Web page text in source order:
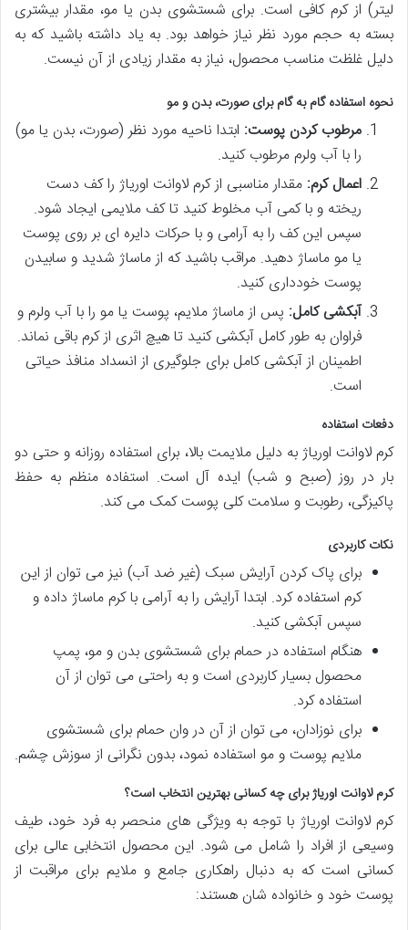
لیتر) از کرم کافی است. برای شستشوی بدن یا مو، مقدار بیشتری
بسته به حجم مورد نظر نیاز خواهد بود. به یاد داشته باشید که به
دلیل غلظت مناسب محصول، نیاز به مقدار زیادی از آن نیست.
نحوه استفاده گام به گام برای صورت، بدن و مو
مرطوب کردن پوست: ابتدا ناحیه مورد نظر (صورت، بدن یا مو)
را با آب ولرم مرطوب کنید.
اعمال کرم: مقدار مناسبی از کرم لاوانت اوریاژ را کف دست
ریخته و با کمی آب مخلوط کنید تا کف ملایمی ایجاد شود.
سپس این کف را به آرامی و با حرکات دایره ای بر روی پوست
یا مو ماساژ دهید. مراقب باشید که از ماساژ شدید و سابیدن
پوست خودداری کنید.
آبکشی کامل: پس از ماساژ ملایم، پوست یا مو را با آب ولرم و
فراوان به طور کامل آبکشی کنید تا هیچ اثری از کرم باقی نماند.
اطمینان از آبکشی کامل برای جلوگیری از انسداد منافذ حیاتی
است.
دفعات استفاده
کرم لاوانت اوریاژ به دلیل ملایمت بالا، برای استفاده روزانه و حتی دو
بار در روز (صبح و شب) ایده آل است. استفاده منظم به حفظ
پاکیزگی، رطوبت و سلامت کلی پوست کمک می کند.
نکات کاربردی
برای پاک کردن آرایش سبک (غیر ضد آب) نیز می توان از این
کرم استفاده کرد. ابتدا آرایش را به آرامی با کرم ماساژ داده و
سپس آبکشی کنید.
هنگام استفاده در حمام برای شستشوی بدن و مو، پمپ
محصول بسیار کاربردی است و به راحتی می توان از آن
استفاده کرد.
برای نوزادان، می توان از آن در وان حمام برای شستشوی
ملایم پوست و مو استفاده نمود، بدون نگرانی از سوزش چشم.
کرم لاوانت اوریاژ برای چه کسانی بهترین انتخاب است؟
کرم لاوانت اوریاژ با توجه به ویژگی های منحصر به فرد خود، طیف
وسیعی از افراد را شامل می شود. این محصول انتخابی عالی برای
کسانی است که به دنبال راهکاری جامع و ملایم برای مراقبت از
پوست خود و خانواده شان هستند: